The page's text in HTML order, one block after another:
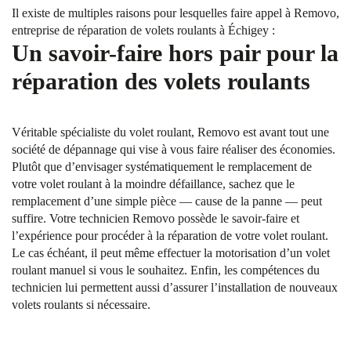
Il existe de multiples raisons pour lesquelles faire appel à Removo,
entreprise de réparation de volets roulants à Échigey :
Un savoir-faire hors pair pour la
réparation des volets roulants
Véritable spécialiste du volet roulant, Removo est avant tout une
société de dépannage qui vise à vous faire réaliser des économies.
Plutôt que d’envisager systématiquement le remplacement de
votre volet roulant à la moindre défaillance, sachez que le
remplacement d’une simple pièce — cause de la panne — peut
suffire. Votre technicien Removo possède le savoir-faire et
l’expérience pour procéder à la réparation de votre volet roulant.
Le cas échéant, il peut même effectuer la motorisation d’un volet
roulant manuel si vous le souhaitez. Enfin, les compétences du
technicien lui permettent aussi d’assurer l’installation de nouveaux
volets roulants si nécessaire.